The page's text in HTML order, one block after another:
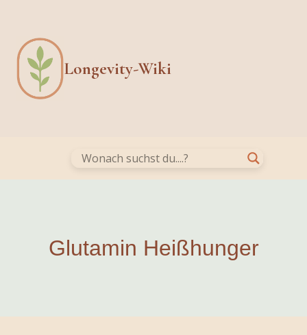
content
Longevity-Wiki
Glutamin Heißhunger